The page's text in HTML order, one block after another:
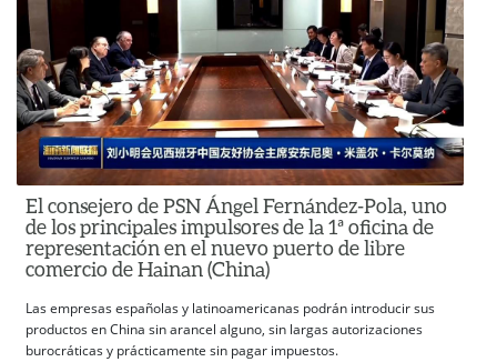
El consejero de PSN Ángel Fernández-Pola, uno
de los principales impulsores de la 1ª oficina de
representación en el nuevo puerto de libre
comercio de Hainan (China)
Las empresas españolas y latinoamericanas podrán introducir sus
productos en China sin arancel alguno, sin largas autorizaciones
burocráticas y prácticamente sin pagar impuestos.